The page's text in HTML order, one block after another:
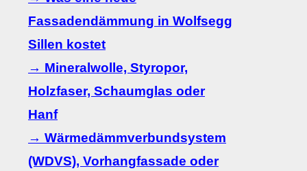
Fassadendämmung in Wolfsegg
Sillen kostet
→ Mineralwolle, Styropor,
Holzfaser, Schaumglas oder
Hanf
→ Wärmedämmverbundsystem
(WDVS), Vorhangfassade oder